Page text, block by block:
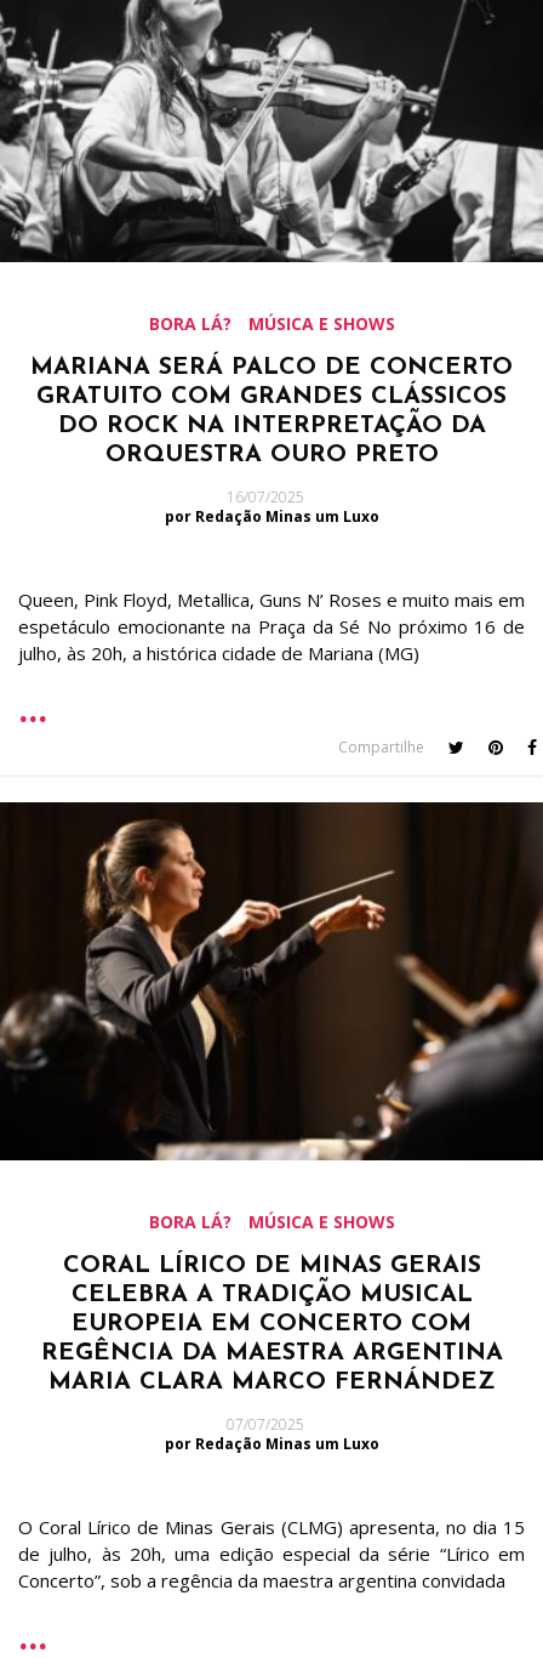
BORA LÁ? MÚSICA E SHOWS
MARIANA SERÁ PALCO DE CONCERTO
GRATUITO COM GRANDES CLÁSSICOS
DO ROCK NA INTERPRETAÇÃO DA
ORQUESTRA OURO PRETO
16/07/2025
por Redação Minas um Luxo
Queen, Pink Floyd, Metallica, Guns N’ Roses e muito mais em
espetáculo emocionante na Praça da Sé No próximo 16 de
julho, às 20h, a histórica cidade de Mariana (MG)
Compartilhe
BORA LÁ? MÚSICA E SHOWS
CORAL LÍRICO DE MINAS GERAIS
CELEBRA A TRADIÇÃO MUSICAL
EUROPEIA EM CONCERTO COM
REGÊNCIA DA MAESTRA ARGENTINA
MARIA CLARA MARCO FERNÁNDEZ
07/07/2025
por Redação Minas um Luxo
O Coral Lírico de Minas Gerais (CLMG) apresenta, no dia 15
de julho, às 20h, uma edição especial da série “Lírico em
Concerto”, sob a regência da maestra argentina convidada